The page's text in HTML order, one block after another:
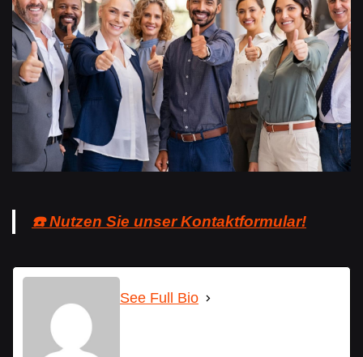
☎️ Nutzen Sie unser Kontaktformular!
See Full Bio